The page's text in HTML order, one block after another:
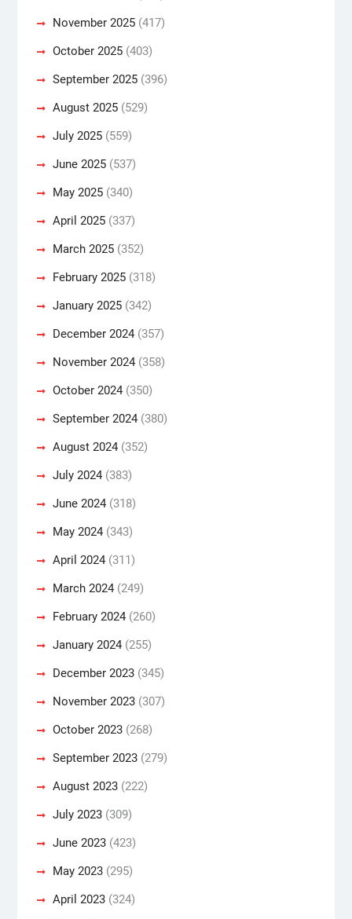
November 2025(417)
October 2025(403)
September 2025(396)
August 2025(529)
July 2025(559)
June 2025(537)
May 2025(340)
April 2025(337)
March 2025(352)
February 2025(318)
January 2025(342)
December 2024(357)
November 2024(358)
October 2024(350)
September 2024(380)
August 2024(352)
July 2024(383)
June 2024(318)
May 2024(343)
April 2024(311)
March 2024(249)
February 2024(260)
January 2024(255)
December 2023(345)
November 2023(307)
October 2023(268)
September 2023(279)
August 2023(222)
July 2023(309)
June 2023(423)
May 2023(295)
April 2023(324)